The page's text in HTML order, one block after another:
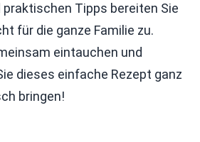
praktischen Tipps bereiten Sie
für die ganze Familie zu.
eintauchen und
dieses einfache Rezept ganz
bringen!